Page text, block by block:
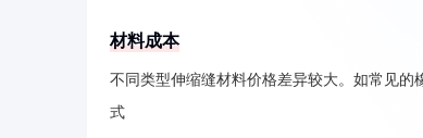
材料成本
不同类型伸缩缝材料价格差异较大。如常见的
式